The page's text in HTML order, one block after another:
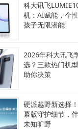
科大讯飞
机：AI赋能，个
孩子无限潜能
2026年科大讯飞
选？三款热门机
助你决策
硬派越野新选择
幕版守护细节，
未知旷野